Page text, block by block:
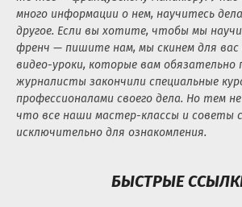
много информации о нем, научитесь
другое. Если вы хотите, чтобы мы
френч — пишите нам, мы скинем для вас
видео-уроки, которые вам обязательно
журналисты закончили специальные
профессионалами своего дела. Но тем
что все наши мастер-классы и советы
исключительно для ознакомления.
БЫСТРЫЕ